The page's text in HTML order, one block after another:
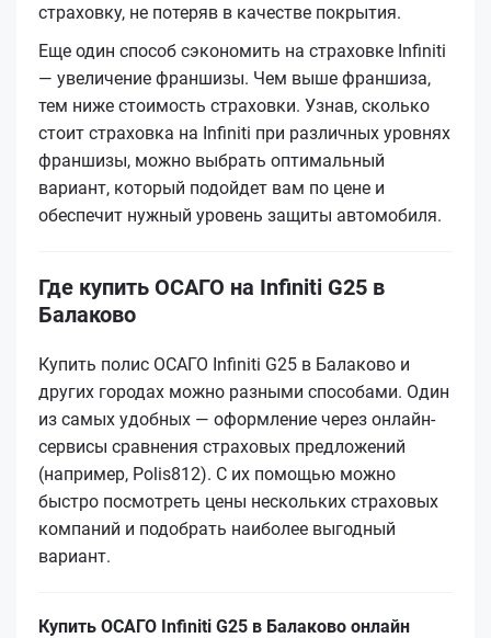
страховку, не потеряв в качестве покрытия.
Еще один способ сэкономить на страховке Infiniti
— увеличение франшизы. Чем выше франшиза,
тем ниже стоимость страховки. Узнав, сколько
стоит страховка на Infiniti при различных уровнях
франшизы, можно выбрать оптимальный
вариант, который подойдет вам по цене и
обеспечит нужный уровень защиты автомобиля.
Где купить ОСАГО на Infiniti G25 в
Балаково
Купить полис ОСАГО Infiniti G25 в Балаково и
других городах можно разными способами. Один
из самых удобных — оформление через онлайн-
сервисы сравнения страховых предложений
(например, Polis812). С их помощью можно
быстро посмотреть цены нескольких страховых
компаний и подобрать наиболее выгодный
вариант.
Купить ОСАГО Infiniti G25 в Балаково онлайн